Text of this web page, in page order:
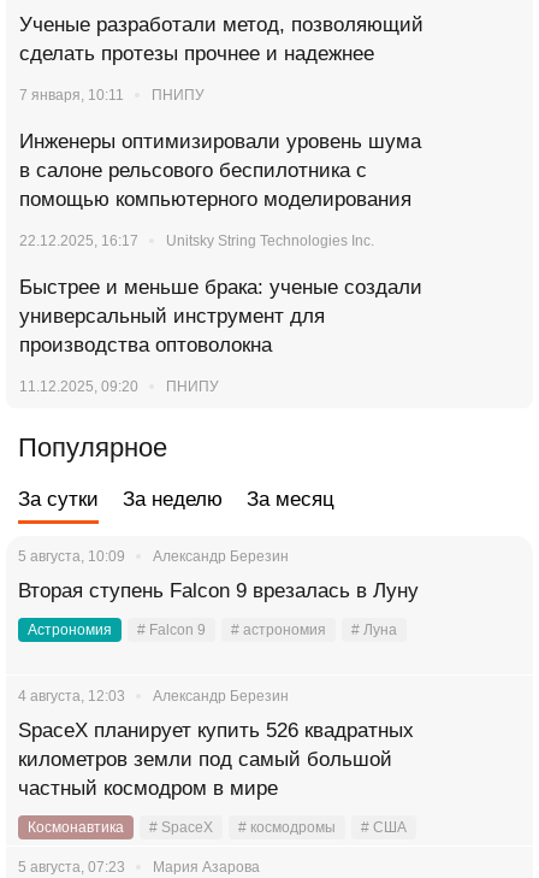
Ученые разработали метод, позволяющий
сделать протезы прочнее и надежнее
7 января, 10:11 ПНИПУ
Инженеры оптимизировали уровень шума
в салоне рельсового беспилотника с
помощью компьютерного моделирования
22.12.2025, 16:17 Unitsky String Technologies Inc.
Быстрее и меньше брака: ученые создали
универсальный инструмент для
производства оптоволокна
11.12.2025, 09:20 ПНИПУ
Популярное
За сутки За неделю За месяц
5 августа, 10:09 Александр Березин
Вторая ступень Falcon 9 врезалась в Луну
Астрономия # Falcon 9 # астрономия # Луна
4 августа, 12:03 Александр Березин
SpaceX планирует купить 526 квадратных
километров земли под самый большой
частный космодром в мире
Космонавтика # SpaceX # космодромы # США
5 августа, 07:23 Мария Азарова